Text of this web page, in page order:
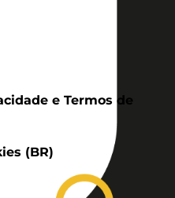
e Termos de
(BR)